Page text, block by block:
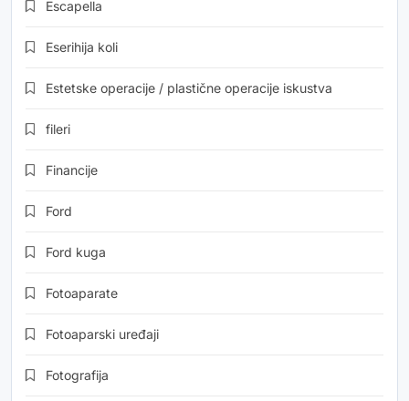
Escapella
Eserihija koli
Estetske operacije / plastične operacije iskustva
fileri
Financije
Ford
Ford kuga
Fotoaparate
Fotoaparski uređaji
Fotografija